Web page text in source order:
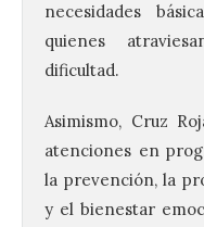
necesidades
quienes
dificultad.
Asimismo, Cruz
atenciones en
la prevención, la
y el bienestar